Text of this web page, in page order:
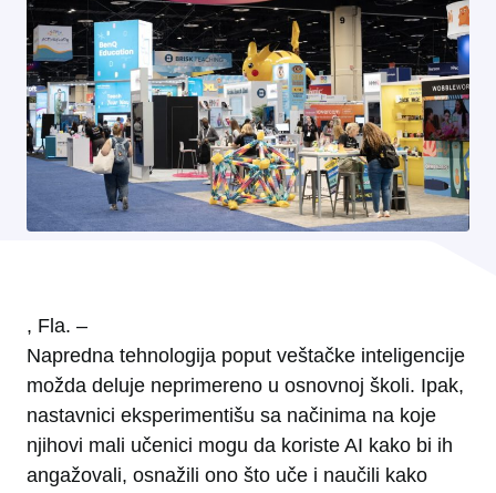
, Fla. –
Napredna tehnologija poput veštačke inteligencije
možda deluje neprimereno u osnovnoj školi. Ipak,
nastavnici eksperimentišu sa načinima na koje
njihovi mali učenici mogu da koriste AI kako bi ih
angažovali, osnažili ono što uče i naučili kako